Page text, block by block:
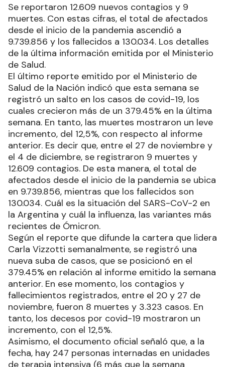
Se reportaron 12.609 nuevos contagios y 9
muertes. Con estas cifras, el total de afectados
desde el inicio de la pandemia ascendió a
9.739.856 y los fallecidos a 130.034. Los detalles
de la última información emitida por el Ministerio
de Salud.
El último reporte emitido por el Ministerio de
Salud de la Nación indicó que esta semana se
registró un salto en los casos de covid-19, los
cuales crecieron más de un 379.45% en la última
semana. En tanto, las muertes mostraron un leve
incremento, del 12,5%, con respecto al informe
anterior. Es decir que, entre el 27 de noviembre y
el 4 de diciembre, se registraron 9 muertes y
12.609 contagios. De esta manera, el total de
afectados desde el inicio de la pandemia se ubica
en 9.739.856, mientras que los fallecidos son
130.034. Cuál es la situación del SARS-CoV-2 en
la Argentina y cuál la influenza, las variantes más
recientes de Ómicron.
Según el reporte que difunde la cartera que lidera
Carla Vizzotti semanalmente, se registró una
nueva suba de casos, que se posicionó en el
379.45% en relación al informe emitido la semana
anterior. En ese momento, los contagios y
fallecimientos registrados, entre el 20 y 27 de
noviembre, fueron 8 muertes y 3.323 casos. En
tanto, los decesos por covid-19 mostraron un
incremento, con el 12,5%.
Asimismo, el documento oficial señaló que, a la
fecha, hay 247 personas internadas en unidades
de terapia intensiva (6 más que la semana